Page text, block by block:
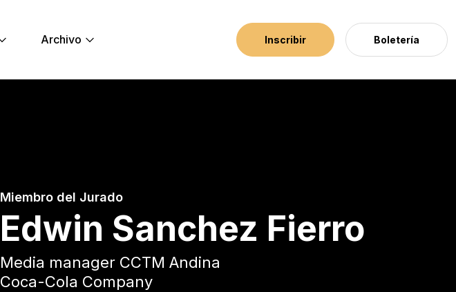
Archivo Inscribir Boletería
Miembro del Jurado
Edwin Sanchez Fierro
Media manager CCTM Andina
Coca-Cola Company